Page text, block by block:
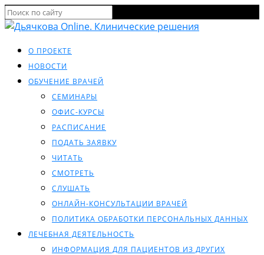
О ПРОЕКТЕ
НОВОСТИ
ОБУЧЕНИЕ ВРАЧЕЙ
СЕМИНАРЫ
ОФИС-КУРСЫ
РАСПИСАНИЕ
ПОДАТЬ ЗАЯВКУ
ЧИТАТЬ
СМОТРЕТЬ
СЛУШАТЬ
ОНЛАЙН-КОНСУЛЬТАЦИИ ВРАЧЕЙ
ПОЛИТИКА ОБРАБОТКИ ПЕРСОНАЛЬНЫХ ДАННЫХ
ЛЕЧЕБНАЯ ДЕЯТЕЛЬНОСТЬ
ИНФОРМАЦИЯ ДЛЯ ПАЦИЕНТОВ ИЗ ДРУГИХ